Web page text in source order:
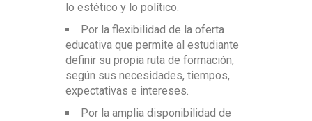
lo estético y lo político.
Por la flexibilidad de la oferta
educativa que permite al estudiante
definir su propia ruta de formación,
según sus necesidades, tiempos,
expectativas e intereses.
Por la amplia disponibilidad de